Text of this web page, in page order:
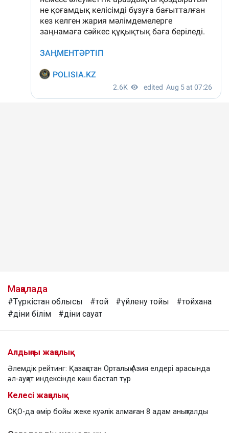
Мақалада
#Түркістан облысы #той #үйлену тойы
#тойхана
#діни білім
#діни сауат
Алдыңғы жаңалық
Әлемдік рейтинг: Қазақстан Орталық Азия елдері арасында
әл-ауқат индексінде көш бастап тұр
Келесі жаңалық
СҚО-да өмір бойы жеке куәлік алмаған 8 адам анықталды